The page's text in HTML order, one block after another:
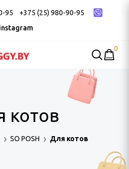
95
+375 (25) 980-90-95
instagram
0
котов
SO POSH Для котов